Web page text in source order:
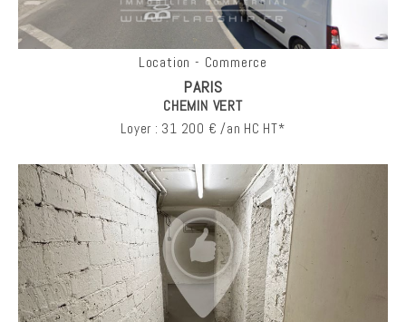
Location - Commerce
PARIS
CHEMIN VERT
Loyer : 31 200 € /an HC HT*